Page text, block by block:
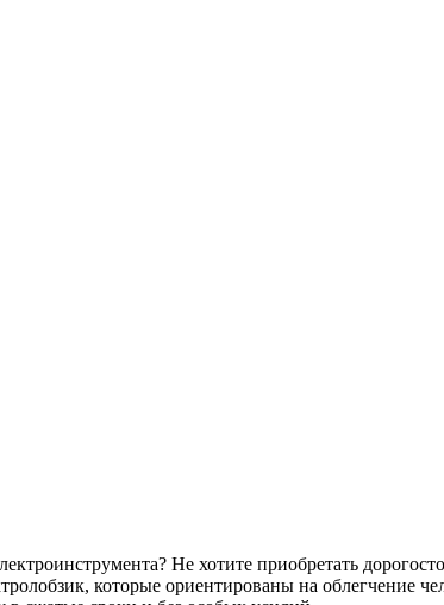
Не хотите приобретать
которые ориентированы на облегчение